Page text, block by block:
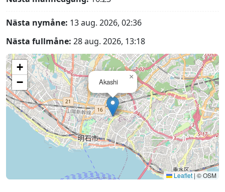
Nästa nymåne: 13 aug. 2026, 02:36
Nästa fullmåne: 28 aug. 2026, 13:18
Akashi
×
+
−
Leaflet | © OSM